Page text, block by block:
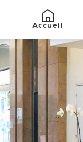
AccueilRetour
l'accueil